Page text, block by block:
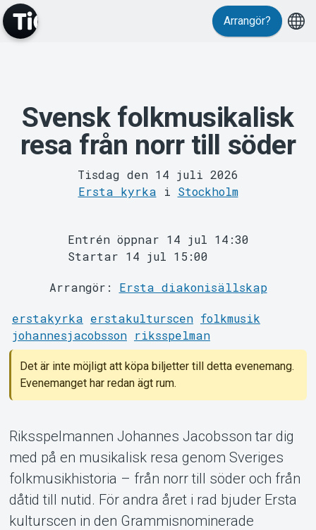
MyTickster
Support
Om Tickster
Arrangör?
Svensk folkmusikalisk
resa från norr till söder
Tisdag den 14 juli 2026
Ersta kyrka i Stockholm
Entrén öppnar 14 jul 14:30
Startar 14 jul 15:00
Arrangör: Ersta diakonisällskap
erstakyrka erstakulturscen folkmusik
johannesjacobsson riksspelman
Det är inte möjligt att köpa biljetter till detta evenemang.
Evenemanget har redan ägt rum.
Riksspelmannen Johannes Jacobsson tar dig
med på en musikalisk resa genom Sveriges
folkmusikhistoria – från norr till söder och från
dåtid till nutid. För andra året i rad bjuder Ersta
kulturscen in den Grammisnominerade